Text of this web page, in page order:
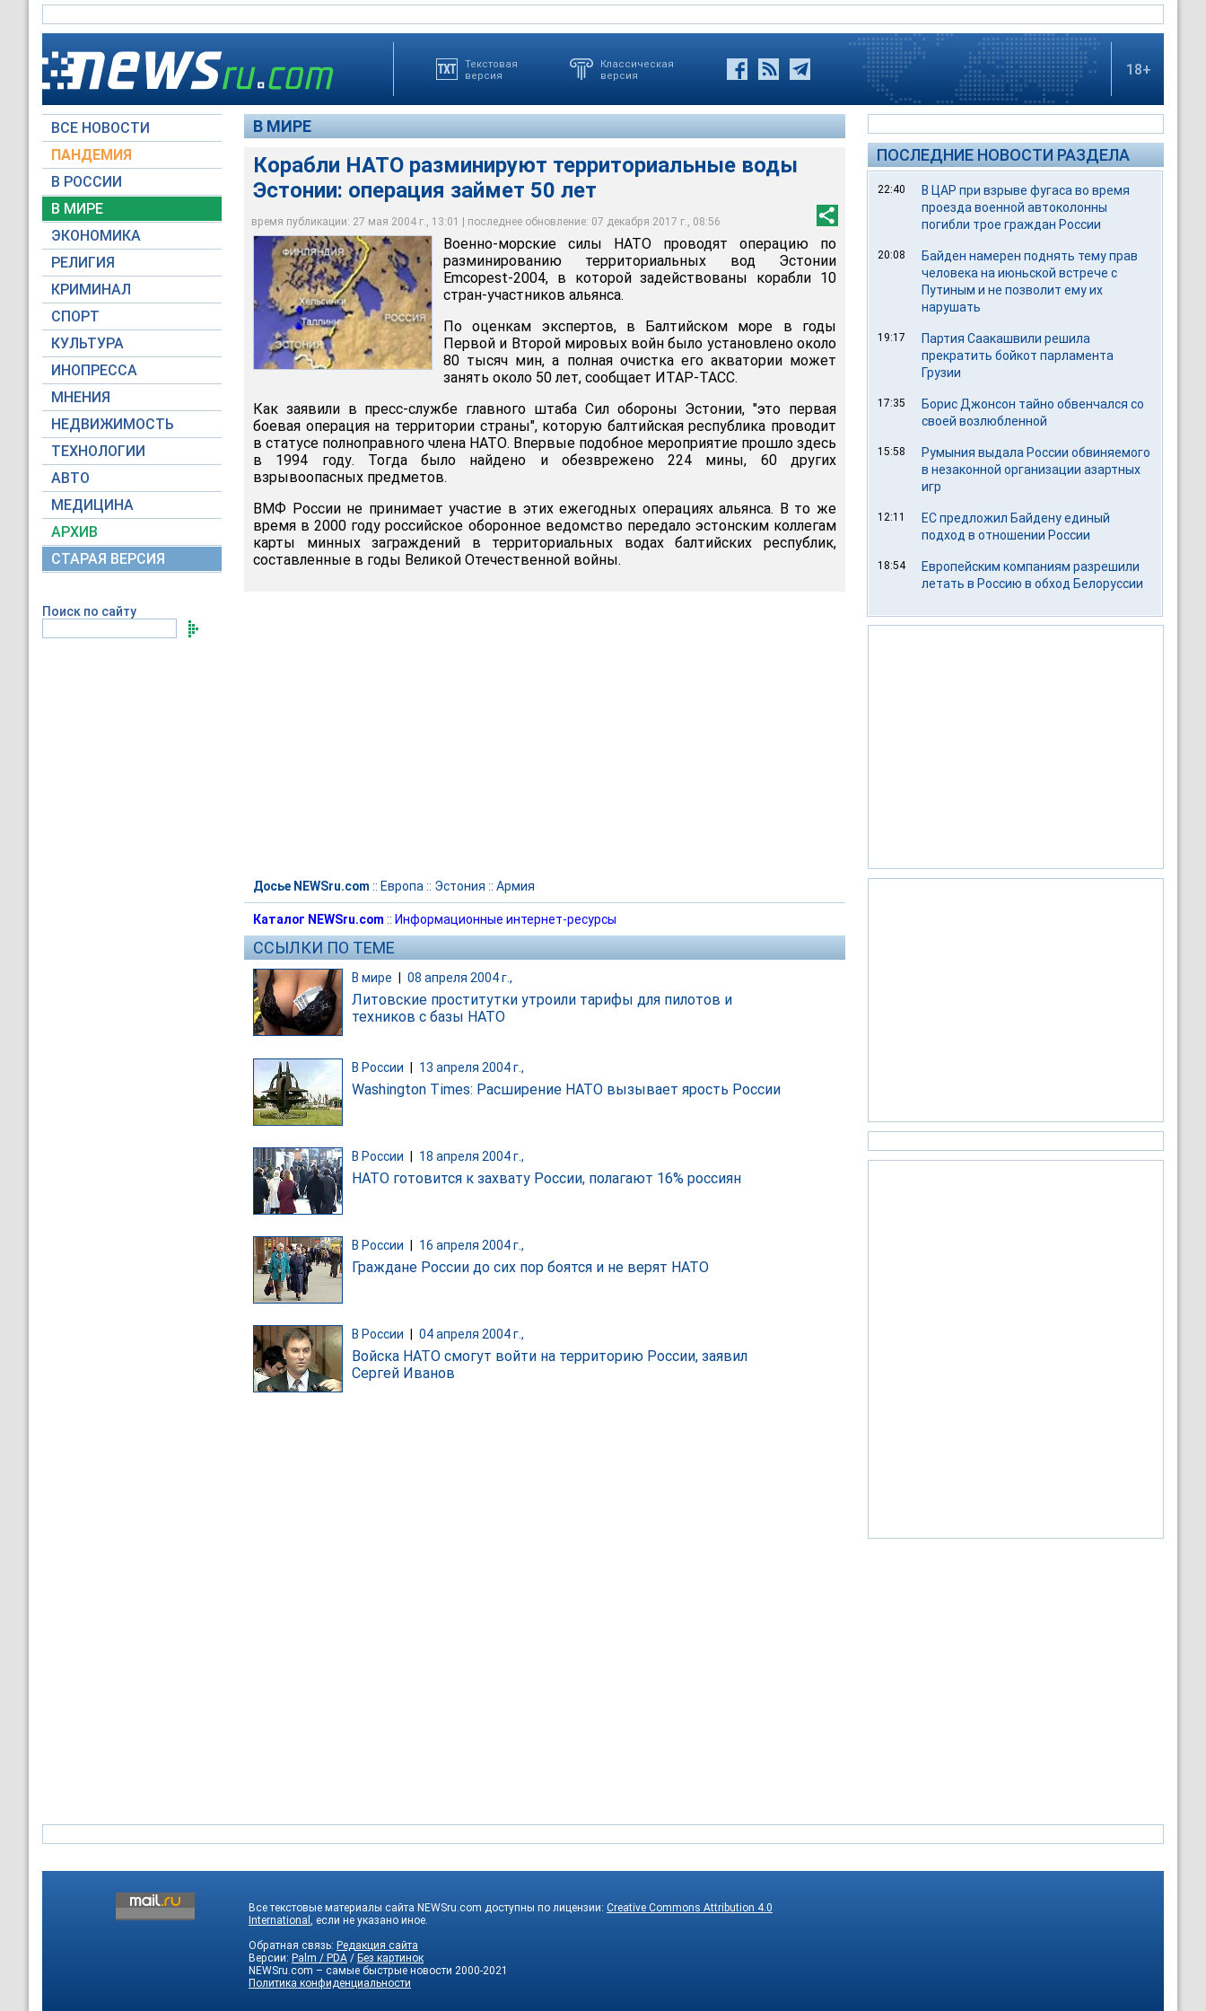
Текстовая
версия
Классическая
версия
18+
ВСЕ НОВОСТИ
ПАНДЕМИЯ
В РОССИИ
В МИРЕ
ЭКОНОМИКА
РЕЛИГИЯ
КРИМИНАЛ
СПОРТ
КУЛЬТУРА
ИНОПРЕССА
МНЕНИЯ
НЕДВИЖИМОСТЬ
ТЕХНОЛОГИИ
АВТО
МЕДИЦИНА
АРХИВ
СТАРАЯ ВЕРСИЯ
Поиск по сайту
В МИРЕ
Корабли НАТО разминируют территориальные воды
Эстонии: операция займет 50 лет
время публикации: 27 мая 2004 г., 13:01 | последнее обновление: 07 декабря 2017 г., 08:56
Корабли НАТО разминируют территориальные воды Эстонии: операция займет 50
лет
Меркатор
Военно-морские силы НАТО проводят операцию по
разминированию территориальных вод Эстонии
Emcopest-2004, в которой задействованы корабли 10
стран-участников альянса.
По оценкам экспертов, в Балтийском море в годы
Первой и Второй мировых войн было установлено около
80 тысяч мин, а полная очистка его акватории может
занять около 50 лет, сообщает ИТАР-ТАСС.
Как заявили в пресс-службе главного штаба Сил обороны Эстонии, "это первая
боевая операция на территории страны", которую балтийская республика проводит
в статусе полноправного члена НАТО. Впервые подобное мероприятие прошло здесь
в 1994 году. Тогда было найдено и обезврежено 224 мины, 60 других
взрывоопасных предметов.
ВМФ России не принимает участие в этих ежегодных операциях альянса. В то же
время в 2000 году российское оборонное ведомство передало эстонским коллегам
карты минных заграждений в территориальных водах балтийских республик,
составленные в годы Великой Отечественной войны.
Досье NEWSru.com :: Европа :: Эстония :: Армия
Каталог NEWSru.com :: Информационные интернет-ресурсы
ССЫЛКИ ПО ТЕМЕ
В мире 08 апреля 2004 г.,
Литовские проститутки утроили тарифы для пилотов и
техников с базы НАТО
В России 13 апреля 2004 г.,
Washington Times: Расширение НАТО вызывает ярость России
В России 18 апреля 2004 г.,
НАТО готовится к захвату России, полагают 16% россиян
В России 16 апреля 2004 г.,
Граждане России до сих пор боятся и не верят НАТО
В России 04 апреля 2004 г.,
Войска НАТО смогут войти на территорию России, заявил
Сергей Иванов
ПОСЛЕДНИЕ НОВОСТИ РАЗДЕЛА
22:40
В ЦАР при взрыве фугаса во время
проезда военной автоколонны
погибли трое граждан России
20:08
Байден намерен поднять тему прав
человека на июньской встрече с
Путиным и не позволит ему их
нарушать
19:17
Партия Саакашвили решила
прекратить бойкот парламента
Грузии
17:35
Борис Джонсон тайно обвенчался со
своей возлюбленной
15:58
Румыния выдала России обвиняемого
в незаконной организации азартных
игр
12:11
ЕС предложил Байдену единый
подход в отношении России
18:54
Европейским компаниям разрешили
летать в Россию в обход Белоруссии
Все текстовые материалы сайта NEWSru.com доступны по лицензии: Creative Commons Attribution 4.0
International
, если не указано иное.
Обратная связь: Редакция сайта
Версии: Palm / PDA / Без картинок
NEWSru.com – самые быстрые новости 2000-2021
Политика конфиденциальности